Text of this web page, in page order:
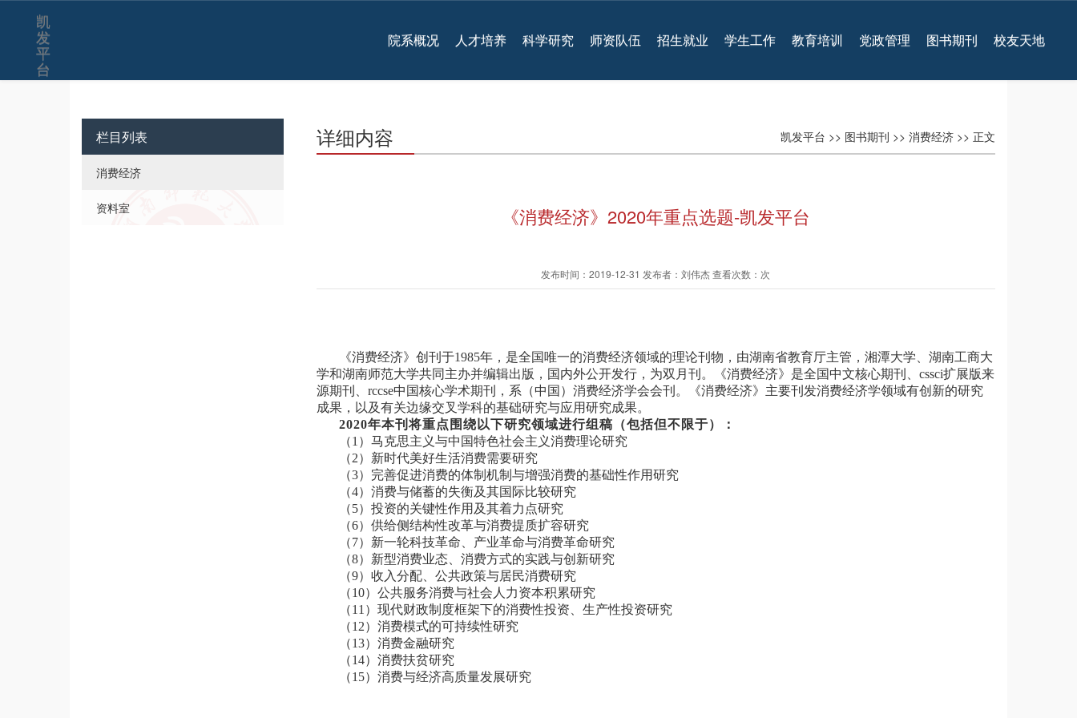
凯
发
平
台
院系概况 人才培养 科学研究 师资队伍 招生就业 学生工作 教育培训 党政管理 图书期刊 校友天地
栏目列表
消费经济
资料室
凯发平台 >> 图书期刊 >> 消费经济 >> 正文
详细内容
《消费经济》2020年重点选题-凯发平台
发布时间：2019-12-31 发布者：刘伟杰 查看次数：次
《消费经济》创刊于1985年，是全国唯一的消费经济领域的理论刊物，由湖南省教育厅主管，湘潭大学、湖南工商大
学和湖南师范大学共同主办并编辑出版，国内外公开发行，为双月刊。《消费经济》是全国中文核心期刊、cssci扩展版来
源期刊、rccse中国核心学术期刊，系（中国）消费经济学会会刊。《消费经济》主要刊发消费经济学领域有创新的研究
成果，以及有关边缘交叉学科的基础研究与应用研究成果。
2020年本刊将重点围绕以下研究领域进行组稿（包括但不限于）：
（1）马克思主义与中国特色社会主义消费理论研究
（2）新时代美好生活消费需要研究
（3）完善促进消费的体制机制与增强消费的基础性作用研究
（4）消费与储蓄的失衡及其国际比较研究
（5）投资的关键性作用及其着力点研究
（6）供给侧结构性改革与消费提质扩容研究
（7）新一轮科技革命、产业革命与消费革命研究
（8）新型消费业态、消费方式的实践与创新研究
（9）收入分配、公共政策与居民消费研究
（10）公共服务消费与社会人力资本积累研究
（11）现代财政制度框架下的消费性投资、生产性投资研究
（12）消费模式的可持续性研究
（13）消费金融研究
（14）消费扶贫研究
（15）消费与经济高质量发展研究